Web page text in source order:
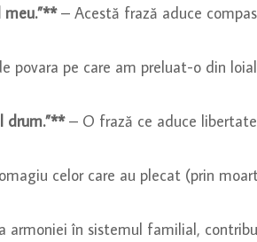
– Acestă frază aduce
povara pe care am preluat-o din
drum.”**– O frază ce aduce
celor care au plecat (prin
în sistemul familial,